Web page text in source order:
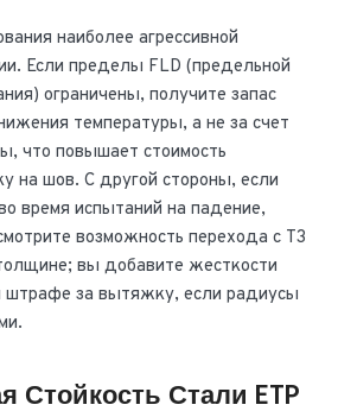
наиболее агрессивной
Если пределы FLD (предельной
ограничены, получите запас
температуры, а не за счет
что повышает стоимость
на шов. С другой стороны, если
время испытаний на падение,
возможность перехода с T3
вы добавите жесткости
штрафе за вытяжку, если радиусы
Стойкость Стали ETP